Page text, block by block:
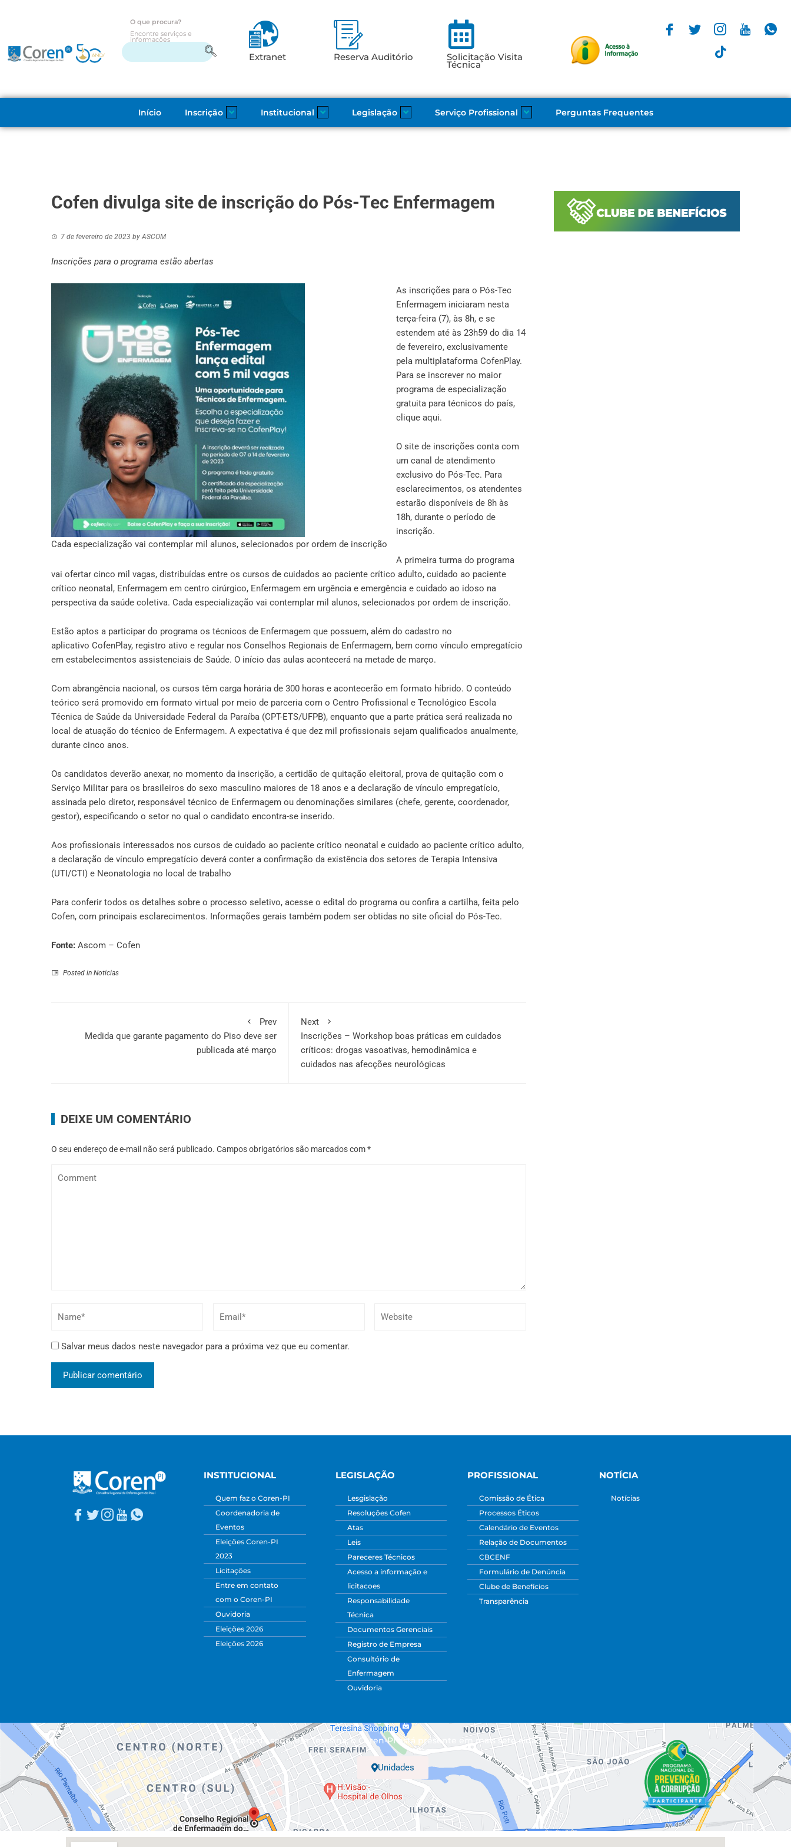
O que procura?
Encontre serviços e
informações
Extranet Reserva Auditório Solicitação Visita
Técnica
Início Inscrição Institucional Legislação Serviço Profissional Perguntas Frequentes
Cofen divulga site de inscrição do Pós-Tec Enfermagem
7 de fevereiro de 2023 byASCOM
Inscrições para o programa estão abertas
Cada especialização vai contemplar mil alunos, selecionados por ordem de inscrição
As inscrições para o Pós-Tec
Enfermagem iniciaram nesta
terça-feira (7), às 8h, e se
estendem até às 23h59 do dia 14
de fevereiro, exclusivamente
pela multiplataforma CofenPlay.
Para se inscrever no maior
programa de especialização
gratuita para técnicos do país,
clique aqui.
O site de inscrições conta com
um canal de atendimento
exclusivo do Pós-Tec. Para
esclarecimentos, os atendentes
estarão disponíveis de 8h às
18h, durante o período de
inscrição.
A primeira turma do programa
vai ofertar cinco mil vagas, distribuídas entre os cursos de cuidados ao paciente crítico adulto, cuidado ao paciente
crítico neonatal, Enfermagem em centro cirúrgico, Enfermagem em urgência e emergência e cuidado ao idoso na
perspectiva da saúde coletiva. Cada especialização vai contemplar mil alunos, selecionados por ordem de inscrição.
Estão aptos a participar do programa os técnicos de Enfermagem que possuem, além do cadastro no
aplicativo CofenPlay, registro ativo e regular nos Conselhos Regionais de Enfermagem, bem como vínculo empregatício
em estabelecimentos assistenciais de Saúde. O início das aulas acontecerá na metade de março.
Com abrangência nacional, os cursos têm carga horária de 300 horas e acontecerão em formato híbrido. O conteúdo
teórico será promovido em formato virtual por meio de parceria com o Centro Profissional e Tecnológico Escola
Técnica de Saúde da Universidade Federal da Paraíba (CPT-ETS/UFPB), enquanto que a parte prática será realizada no
local de atuação do técnico de Enfermagem. A expectativa é que dez mil profissionais sejam qualificados anualmente,
durante cinco anos.
Os candidatos deverão anexar, no momento da inscrição, a certidão de quitação eleitoral, prova de quitação com o
Serviço Militar para os brasileiros do sexo masculino maiores de 18 anos e a declaração de vínculo empregatício,
assinada pelo diretor, responsável técnico de Enfermagem ou denominações similares (chefe, gerente, coordenador,
gestor), especificando o setor no qual o candidato encontra-se inserido.
Aos profissionais interessados nos cursos de cuidado ao paciente crítico neonatal e cuidado ao paciente crítico adulto,
a declaração de vínculo empregatício deverá conter a confirmação da existência dos setores de Terapia Intensiva
(UTI/CTI) e Neonatologia no local de trabalho
Para conferir todos os detalhes sobre o processo seletivo, acesse o edital do programa ou confira a cartilha, feita pelo
Cofen, com principais esclarecimentos. Informações gerais também podem ser obtidas no site oficial do Pós-Tec.
Fonte: Ascom – Cofen
Posted in Noticias
Prev
Medida que garante pagamento do Piso deve ser
publicada até março
Next
Inscrições – Workshop boas práticas em cuidados
críticos: drogas vasoativas, hemodinâmica e
cuidados nas afecções neurológicas
DEIXE UM COMENTÁRIO
O seu endereço de e-mail não será publicado. Campos obrigatórios são marcados com*
Salvar meus dados neste navegador para a próxima vez que eu comentar.
INSTITUCIONAL
Quem faz o Coren-PI
Coordenadoria de
Eventos
Eleições Coren-PI
2023
Licitações
Entre em contato
com o Coren-PI
Ouvidoria
Eleições 2026
Eleições 2026
LEGISLAÇÃO
Lesgislação
Resoluções Cofen
Atas
Leis
Pareceres Técnicos
Acesso a informação e
licitacoes
Responsabilidade
Técnica
Documentos Gerenciais
Registro de Empresa
Consultório de
Enfermagem
Ouvidoria
PROFISSIONAL
Comissão de Ética
Processos Éticos
Calendário de Eventos
Relação de Documentos
CBCENF
Formulário de Denúncia
Clube de Benefícios
Transparência
NOTÍCIA
Notícias
Além da sede, em Teresina, o Coren-PI está presente em mais sete cidades.
Unidades